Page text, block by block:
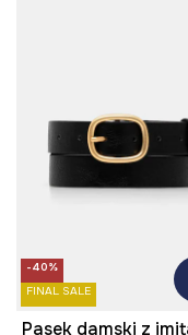
-40%
FINAL SALE